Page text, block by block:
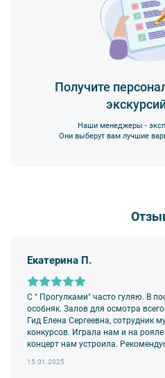
Получите
Наши менеджеры -
Они выберут вам лучшие
Екатерина П.
С " Прогулками" часто гуляю. В
особняк. Залов для осмотра
Гид Елена Сергеевна, сотрудник
конкурсов. Играла нам и на
концерт нам устроила.
15.01.2025